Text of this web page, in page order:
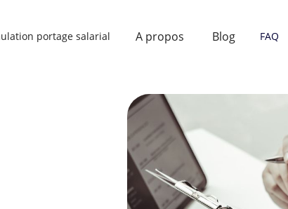
portage salarial A propos Blog FAQ